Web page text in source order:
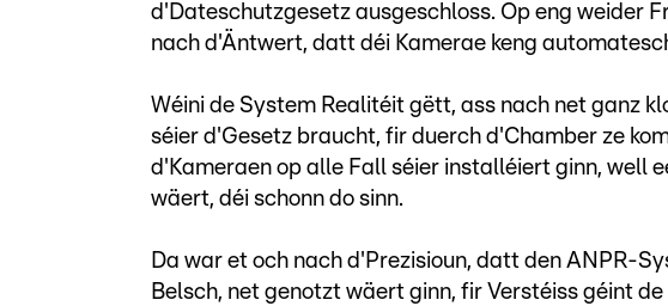
d'Dateschutzgesetz ausgeschloss. Op eng weider
nach d'Äntwert, datt déi Kamerae keng
Wéini de System Realitéit gëtt, ass nach net ganz
séier d'Gesetz braucht, fir duerch d'Chamber ze
d'Kameraen op alle Fall séier installéiert ginn, well
wäert, déi schonn do sinn.
Da war et och nach d'Prezisioun, datt den ANPR-
Belsch, net genotzt wäert ginn, fir Verstéiss géint